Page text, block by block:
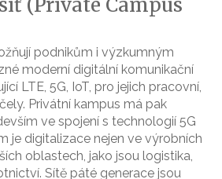
(Private Campus
podnikům i výzkumným
moderní digitální komunikační
LTE, 5G, IoT, pro jejich pracovní,
Privátní kampus má pak
ve spojení s technologií 5G
je digitalizace nejen ve výrobních
oblastech, jako jsou logistika,
Sítě páté generace jsou